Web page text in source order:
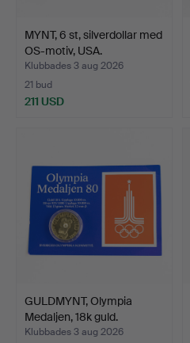
MYNT, 6 st, silverdollar med
OS-motiv, USA.
Klubbades 3 aug 2026
21 bud
211 USD
GULDMYNT, Olympia
Medaljen, 18k guld.
Klubbades 3 aug 2026